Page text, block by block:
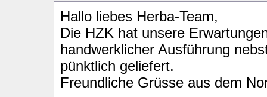
Hallo liebes Herba-Team,
Die HZK hat unsere
handwerklicher Ausführung
pünktlich geliefert.
Freundliche Grüsse aus dem